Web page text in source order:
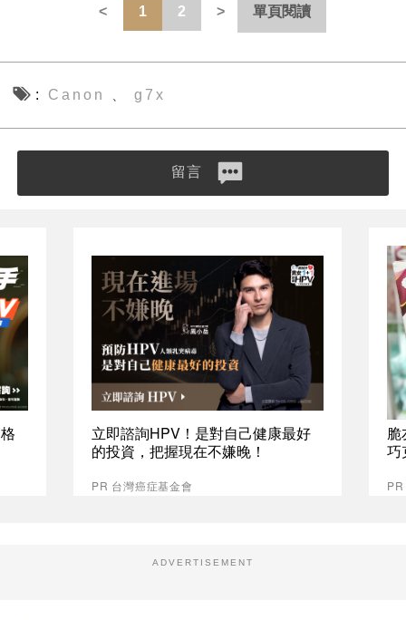
1 2 單頁閱讀
Canon g7x
留言
立即諮詢HPV！是對自己健康最好
的投資，把握現在不嫌晚！
PR 台灣癌症基金會
脆
巧
ADVERTISEMENT